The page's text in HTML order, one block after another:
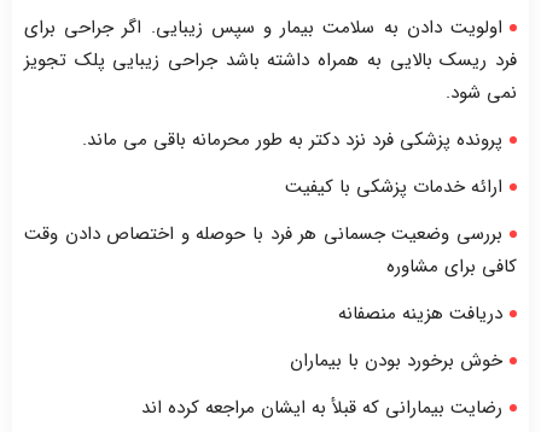
اولویت دادن به سلامت بیمار و سپس زیبایی. اگر جراحی برای
فرد ریسک بالایی به همراه داشته باشد جراحی زیبایی پلک تجویز
نمی شود.
پرونده پزشکی فرد نزد دکتر به طور محرمانه باقی می ماند.
ارائه خدمات پزشکی با کیفیت
بررسی وضعیت جسمانی هر فرد با حوصله و اختصاص دادن وقت
کافی برای مشاوره
دریافت هزینه منصفانه
خوش برخورد بودن با بیماران
رضایت بیمارانی که قبلأ به ایشان مراجعه کرده اند